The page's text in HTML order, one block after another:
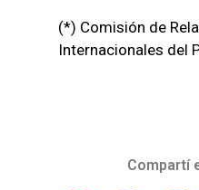
(*) Comisión de
Internacionales del
Compartí